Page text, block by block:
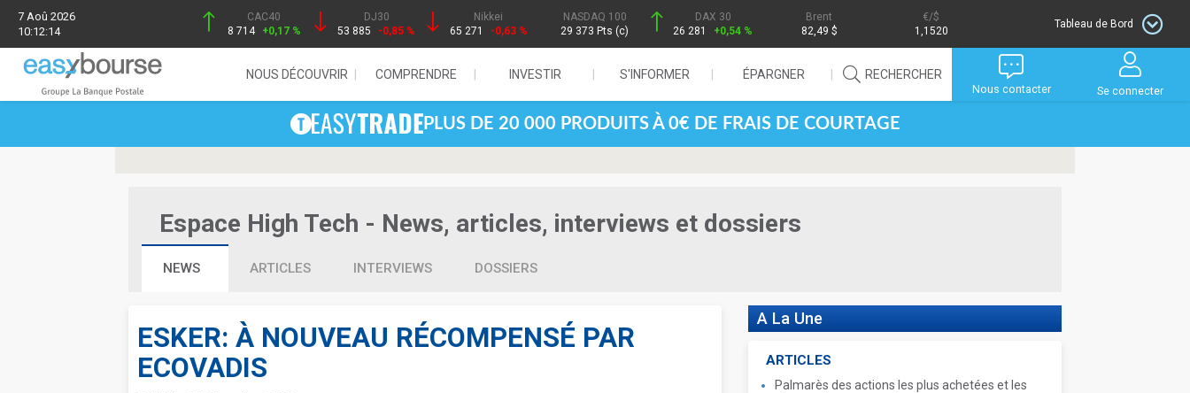
7 Aoû 2026
10:12:14
CAC40
8 714 +0,17 %
DJ30
53 885
-0,85 %
Nikkei
65 271
-0,63 %
NASDAQ 100
29 373 Pts (c)
DAX 30
26 281
+0,54 %
Brent
82,49 $
/$
1,1520
Tableau de Bord
NOUS DÉCOUVRIR COMPRENDRE INVESTIR S'INFORMER ÉPARGNER RECHERCHER
Nous contacter Se connecter
PLUS DE 20 000 PRODUITS À 0€ DE FRAIS DE COURTAGE
Espace High Tech - News, articles, interviews et dossiers
NEWS ARTICLES INTERVIEWS DOSSIERS
ESKER: À NOUVEAU RÉCOMPENSÉ PAR
ECOVADIS
A La Une
ARTICLES
Palmarès des actions les plus achetées et les